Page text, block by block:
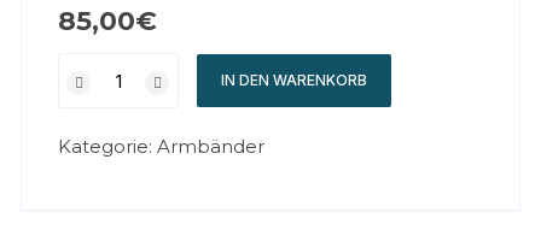
85,00€
IN DEN WARENKORB
Kategorie:Armbänder